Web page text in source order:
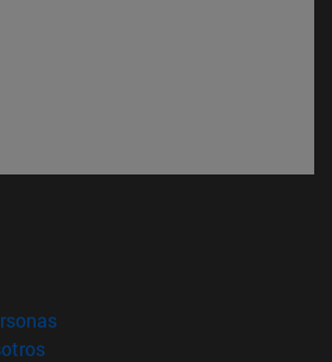
nueva ventana)
(abre en nueva ventana)
(abre en nueva ventana)